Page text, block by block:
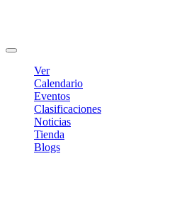
Ver
Calendario
Eventos
Clasificaciones
Noticias
Tienda
Blogs